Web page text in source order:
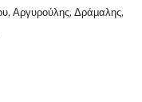
Αργυρούλης, Δράμαλης,